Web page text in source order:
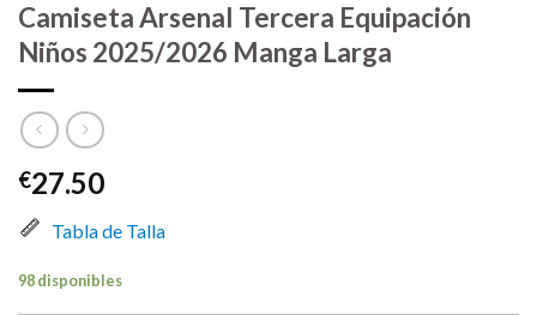
Camiseta Arsenal Tercera Equipación
Niños 2025/2026 Manga Larga
€27.50
Tabla de Talla
98 disponibles